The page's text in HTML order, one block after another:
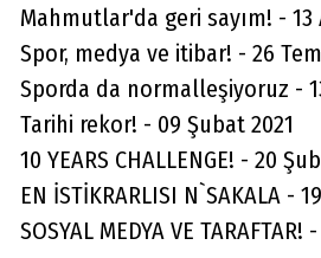
Mahmutlar'da geri sayım! - 13
Spor, medya ve itibar! - 26
Sporda da normalleşiyoruz -
Tarihi rekor! - 09 Şubat 2021
10 YEARS CHALLENGE! - 20
EN İSTİKRARLISI N`SAKALA -
SOSYAL MEDYA VE
Ali Şanlı